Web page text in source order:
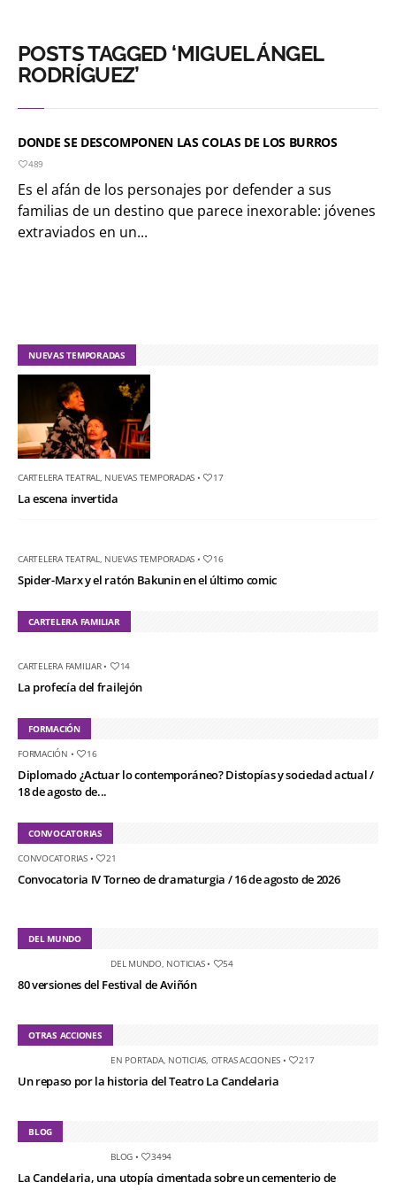
POSTS TAGGED ‘MIGUEL ÁNGEL
RODRÍGUEZ’
DONDE SE DESCOMPONEN LAS COLAS DE LOS BURROS
489
Es el afán de los personajes por defender a sus
familias de un destino que parece inexorable: jóvenes
extraviados en un...
NUEVAS TEMPORADAS
CARTELERA TEATRAL NUEVAS TEMPORADAS • 17
La escena invertida
CARTELERA TEATRAL NUEVAS TEMPORADAS • 16
Spider-Marx y el ratón Bakunin en el último comic
CARTELERA FAMILIAR
CARTELERA FAMILIAR• 14
La profecía del frailejón
FORMACIÓN
FORMACIÓN • 16
Diplomado ¿Actuar lo contemporáneo? Distopías y sociedad actual /
18 de agosto de...
CONVOCATORIAS
CONVOCATORIAS• 21
Convocatoria IV Torneo de dramaturgia / 16 de agosto de 2026
DEL MUNDO
DEL MUNDO, NOTICIAS• 54
80 versiones del Festival de Aviñón
OTRAS ACCIONES
EN PORTADA, NOTICIAS OTRAS ACCIONES • 217
Un repaso por la historia del Teatro La Candelaria
BLOG
BLOG • 3494
La Candelaria, una utopía cimentada sobre un cementerio de